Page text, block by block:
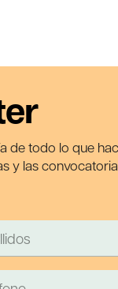
de todo lo que
y las